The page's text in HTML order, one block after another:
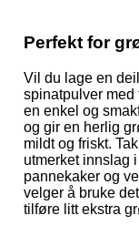
Perfekt for
Vil du lage en
spinatpulver
en enkel og
og gir en herlig
mildt og friskt.
utmerket innslag
pannekaker og
velger å bruke
tilføre litt ekstra